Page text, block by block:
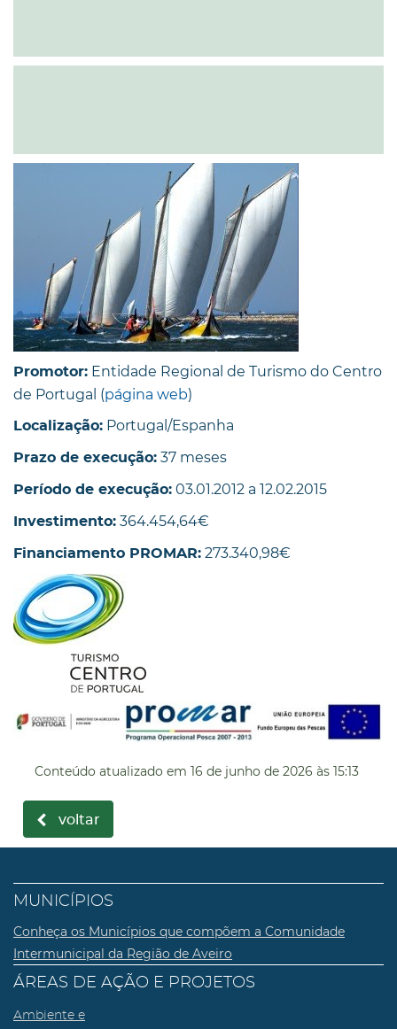
Promotor: Entidade Regional de Turismo do Centro
de Portugal (página web)
Localização: Portugal/Espanha
Prazo de execução: 37 meses
Período de execução: 03.01.2012 a 12.02.2015
Investimento: 364.454,64€
Financiamento PROMAR: 273.340,98€
Conteúdo atualizado em 16 de junho de 2026 às 15:13
voltar
MUNICÍPIOS
Conheça os Municípios que compõem a Comunidade
Intermunicipal da Região de Aveiro
ÁREAS DE AÇÃO E PROJETOS
Ambiente e